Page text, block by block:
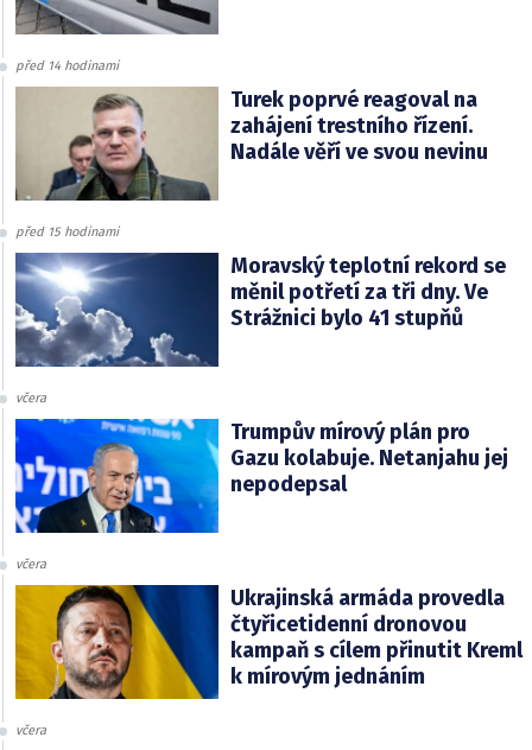
před 14 hodinami
Turek poprvé reagoval na
zahájení trestního řízení.
Nadále věří ve svou nevinu
před 15 hodinami
Moravský teplotní rekord se
měnil potřetí za tři dny. Ve
Strážnici bylo 41 stupňů
včera
Trumpův mírový plán pro
Gazu kolabuje. Netanjahu jej
nepodepsal
včera
Ukrajinská armáda provedla
čtyřicetidenní dronovou
kampaň s cílem přinutit Kreml
k mírovým jednáním
včera